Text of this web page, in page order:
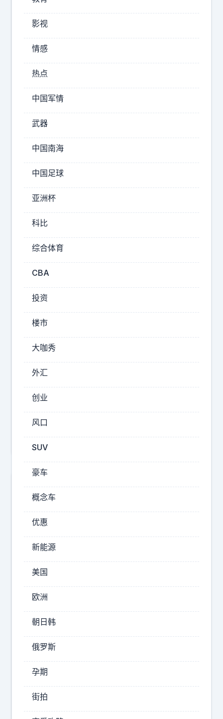
不
是
不
，
不
能
！
一
旦
那
塔
，
坡
倒
向
了
美
国
，
柬
埔
寨
倒
向
了
国
越
也
的
路
上
。
我
08-
14:26
宾
向
了
美
国
新
坡
了
美
国
柬
寨
倒
封
台
不
法
影视
情感
热点
中国军情
武器
中国南海
中国足球
亚洲杯
科比
综合体育
CBA
投资
楼市
大咖秀
外汇
创业
风口
SUV
豪车
概念车
优惠
新能源
美国
欧洲
朝日韩
俄罗斯
孕期
街拍